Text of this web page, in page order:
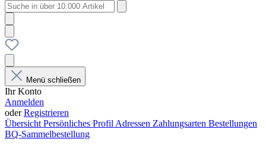
Menü schließen
Ihr Konto
Anmelden
oderRegistrieren
Übersicht Persönliches Profil Adressen Zahlungsarten Bestellungen
BQ-Sammelbestellung